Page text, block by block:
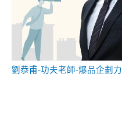
劉恭甫-功夫老師-爆品企劃力